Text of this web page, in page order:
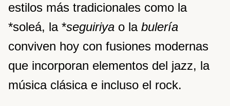
estilos más tradicionales como la
*soleá, la *seguiriya o la bulería
conviven hoy con fusiones modernas
que incorporan elementos del jazz, la
música clásica e incluso el rock.